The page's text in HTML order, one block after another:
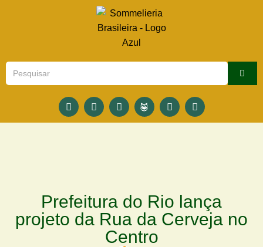
Prefeitura do Rio lança
projeto da Rua da Cerveja no
Centro